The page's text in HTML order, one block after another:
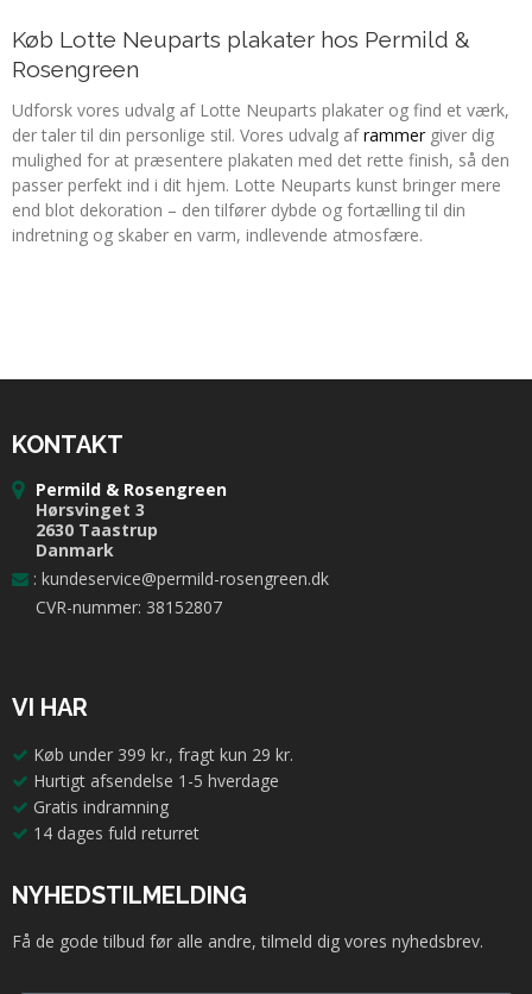
Køb Lotte Neuparts plakater hos Permild &
Rosengreen
Udforsk vores udvalg af Lotte Neuparts plakater og find et værk,
der taler til din personlige stil. Vores udvalg aframmergiver dig
mulighed for at præsentere plakaten med det rette finish, så den
passer perfekt ind i dit hjem. Lotte Neuparts kunst bringer mere
end blot dekoration – den tilfører dybde og fortælling til din
indretning og skaber en varm, indlevende atmosfære.
KONTAKT
Permild & Rosengreen
Hørsvinget 3
2630 Taastrup
Danmark
: kundeservice@permild-rosengreen.dk
CVR-nummer: 38152807
VI HAR
Køb under 399 kr., fragt kun 29 kr.
Hurtigt afsendelse 1-5 hverdage
Gratis indramning
14 dages fuld returret
NYHEDSTILMELDING
Få de gode tilbud før alle andre, tilmeld dig vores nyhedsbrev.